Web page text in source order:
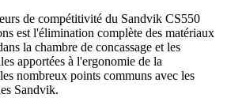
de compétitivité du Sandvik CS550
est l'élimination complète des matériaux
la chambre de concassage et les
apportées à l'ergonomie de la
nombreux points communs avec les
Sandvik.